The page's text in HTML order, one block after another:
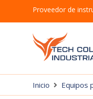
Proveedor de
Inicio Equipos